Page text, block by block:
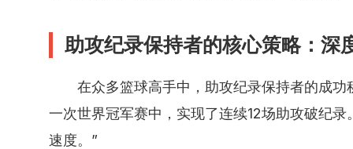
助攻纪录保持者的核心策略：深
在众多篮球高手中，助攻纪录保持者的成
一次世界冠军赛中，实现了连续12场助攻破纪
速度。”